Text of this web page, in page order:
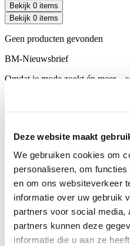
Deze website maakt
We gebruiken cookies om
personaliseren, om
en om ons websiteverkeer
informatie over uw gebruik
partners voor social media,
partners kunnen deze
informatie die u aan ze
Bekijk 0 items
Bekijk 0 items
Geen producten gevonden
BM-Nieuwsbrief
Omdat je mode zoekt én meer –
E-mailadres
Contact